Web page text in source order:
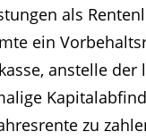
als
ein
anstelle der
zu